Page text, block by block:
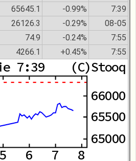
65645.1 -0.99% 7:39
26126.3 -0.29% 08-05
74.9 -0.24% 7:55
4266.1 +0.45% 7:55